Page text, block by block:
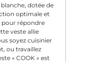
dotée de
optimale et
pour répondre
veste allie
soyez cuisinier
ou travaillez
« COOK » est